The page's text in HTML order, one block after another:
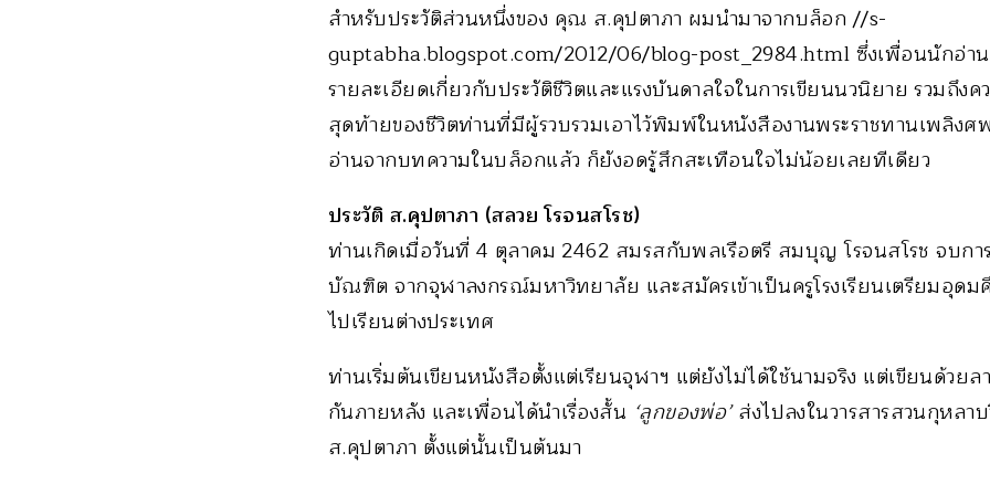
สำหรับประวัติส่วนหนึ่งของ คุณ ส.คุปตาภา ผมนำมาจากบล็อก //s-
guptabha.blogspot.com/2012/06/blog-post_2984.html ซึ่งเพื่อนนักอ่าน
รายละเอียดเกี่ยวกับประวัติชีวิตและแรงบันดาลใจในการเขียนนวนิยาย รวมถึงค
สุดท้ายของชีวิตท่านที่มีผู้รวบรวมเอาไว้พิมพ์ในหนังสืองานพระราชทานเพลิง
อ่านจากบทความในบล็อกแล้ว ก็ยังอดรู้สึกสะเทือนใจไม่น้อยเลยทีเดียว
ประวัติ ส.คุปตาภา (สลวย โรจนสโรช)
ท่านเกิดเมื่อวันที่ 4 ตุลาคม 2462 สมรสกับพลเรือตรี สมบุญ โรจนสโรช จบก
บัณฑิต จากจุฬาลงกรณ์มหาวิทยาลัย และสมัครเข้าเป็นครูโรงเรียนเตรียมอุด
ไปเรียนต่างประเทศ
ท่านเริ่มต้นเขียนหนังสือตั้งแต่เรียนจุฬาฯ แต่ยังไม่ได้ใช้นามจริง แต่เขียนด้วย
กันภายหลัง และเพื่อนได้นำเรื่องสั้น ‘ลูกของพ่อ’ส่งไปลงในวารสารสวนกุหลา
ส.คุปตาภา ตั้งแต่นั้นเป็นต้นมา